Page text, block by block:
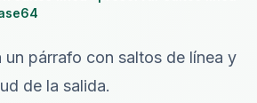
párrafo con saltos de línea y
de la salida.